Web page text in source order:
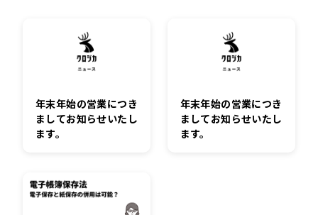
年末年始の営業につき
ましてお知らせいたし
ます。
年末年始の営業につき
ましてお知らせいたし
ます。